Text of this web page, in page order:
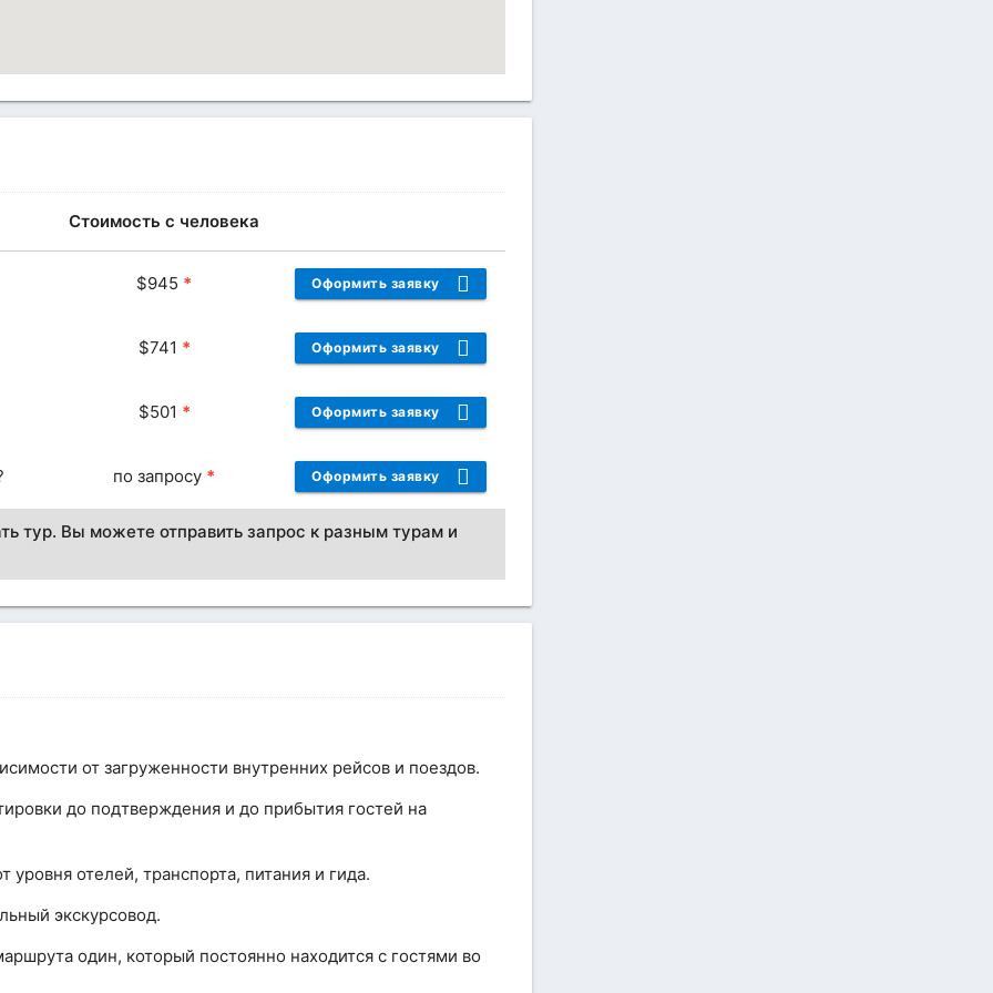
Стоимость с человека
$945 * Оформить заявку
$741 * Оформить заявку
$501 * Оформить заявку
по запросу * Оформить заявку
тур. Вы можете отправить запрос к разным турам и
от загруженности внутренних рейсов и поездов.
до подтверждения и до прибытия гостей на
уровня отелей, транспорта, питания и гида.
экскурсовод.
один, который постоянно находится с гостями во